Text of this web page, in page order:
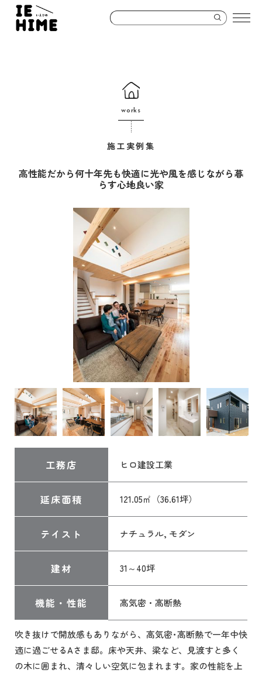
works
施工実例集
高性能だから何十年先も快適に光や風を感じながら暮
らす心地良い家
工務店 ヒロ建設工業
延床面積 121.05㎡（36.61坪）
テイスト ナチュラル, モダン
建材 31～40坪
機能・性能 高気密・高断熱
吹き抜けで開放感もありながら、高気密･高断熱で一年中快
適に過ごせるAさま邸。床や天井、梁など、見渡すと多く
の木に囲まれ、清々しい空気に包まれます。家の性能を上